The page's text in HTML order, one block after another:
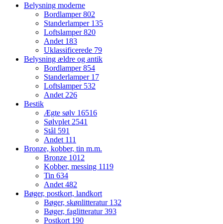
Belysning moderne
Bordlamper802
Standerlamper 135
Loftslamper820
Andet 183
Uklassificerede 79
Belysning ældre og antik
Bordlamper854
Standerlamper 17
Loftslamper 532
Andet 226
Bestik
Ægte sølv 16516
Sølvplet 2541
Stål 591
Andet 111
Bronze, kobber, tin m.m.
Bronze 1012
Kobber, messing 1119
Tin 634
Andet 482
Bøger, postkort, landkort
Bøger, skønlitteratur 132
Bøger, faglitteratur393
Postkort 190